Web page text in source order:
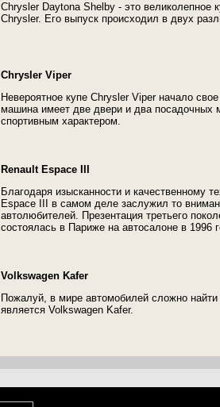
Chrysler Daytona Shelby - это великолепное
Chrysler. Его выпуск происходил в двух
Chrysler Viper
Невероятное купе Chrysler Viper начало
машина имеет две двери и два посадочных
спортивным характером.
Renault Espace III
Благодаря изысканности и качественному
Espace III в самом деле заслужил то
автолюбителей. Презентация третьего
состоялась в Париже на автосалоне в 1996
Volkswagen Kafer
Пожалуй, в мире автомобилей сложно
является Volkswagen Kafer.